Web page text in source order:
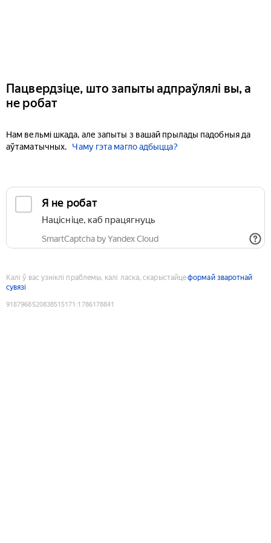
Пацвердзіце, што запыты адпраўлялі вы, а
не робат
Нам вельмі шкада, але запыты з вашай прылады падобныя да
аўтаматычных.
Чаму гэта магло адбыцца?
Я не робат
Націсніце, каб працягнуць
SmartCaptcha by Yandex Cloud
Калі ў вас узніклі праблемы, калі ласка, скарыстайцеформай зваротнай
сувязі
9187968520838515171 :1786178841